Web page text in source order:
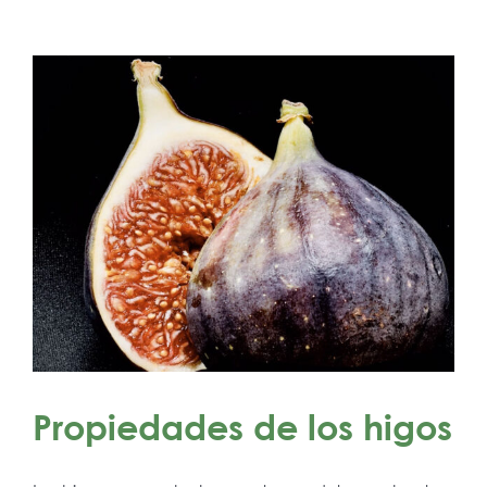
Propiedades de los higos